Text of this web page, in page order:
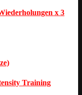
x 3
Training